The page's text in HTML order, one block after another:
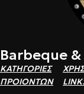
Barbeque
ΚΑΤΗΓΟΡΙΕΣ
ΠΡΟΙΟΝΤΩΝ